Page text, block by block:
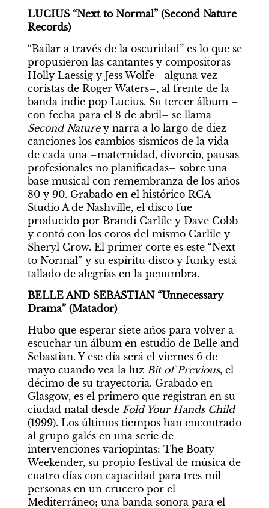
LUCIUS “Next to Normal” (Second Nature
Records)
“Bailar a través de la oscuridad” es lo que se
propusieron las cantantes y compositoras
Holly Laessig y Jess Wolfe –alguna vez
coristas de Roger Waters–, al frente de la
banda indie pop Lucius. Su tercer álbum –
con fecha para el 8 de abril– se llama
Second Nature y narra a lo largo de diez
canciones los cambios sísmicos de la vida
de cada una –maternidad, divorcio, pausas
profesionales no planificadas– sobre una
base musical con remembranza de los años
80 y 90. Grabado en el histórico RCA
Studio A de Nashville, el disco fue
producido por Brandi Carlile y Dave Cobb
y contó con los coros del mismo Carlile y
Sheryl Crow. El primer corte es este “Next
to Normal” y su espíritu disco y funky está
tallado de alegrías en la penumbra.
BELLE AND SEBASTIAN “Unnecessary
Drama” (Matador)
Hubo que esperar siete años para volver a
escuchar un álbum en estudio de Belle and
Sebastian. Y ese día será el viernes 6 de
mayo cuando vea la luz Bit of Previous, el
décimo de su trayectoria. Grabado en
Glasgow, es el primero que registran en su
ciudad natal desde Fold Your Hands Child
(1999). Los últimos tiempos han encontrado
al grupo galés en una serie de
intervenciones variopintas: The Boaty
Weekender, su propio festival de música de
cuatro días con capacidad para tres mil
personas en un crucero por el
Mediterráneo; una banda sonora para el